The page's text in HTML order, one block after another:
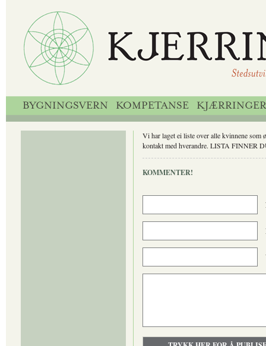
BYGNINGSVERN KOMPETANSE KJÆRRINGER
Vi har laget ei liste over alle kvinnene som
kontakt med hverandre. LISTA FINNER
KOMMENTER!